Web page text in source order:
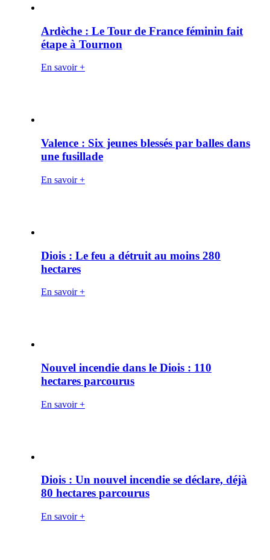
Ardèche : Le Tour de France féminin fait
étape à Tournon
En savoir +
Valence : Six jeunes blessés par balles dans
une fusillade
En savoir +
Diois : Le feu a détruit au moins 280
hectares
En savoir +
Nouvel incendie dans le Diois : 110
hectares parcourus
En savoir +
Diois : Un nouvel incendie se déclare, déjà
80 hectares parcourus
En savoir +